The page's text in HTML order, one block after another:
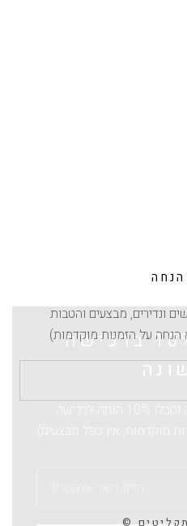
הנחה של 10% ברכישה
מוקדמות, אין כפל מבצעים)
ונדירים, מבצעים והטבות
על הזמנות מוקדמות)